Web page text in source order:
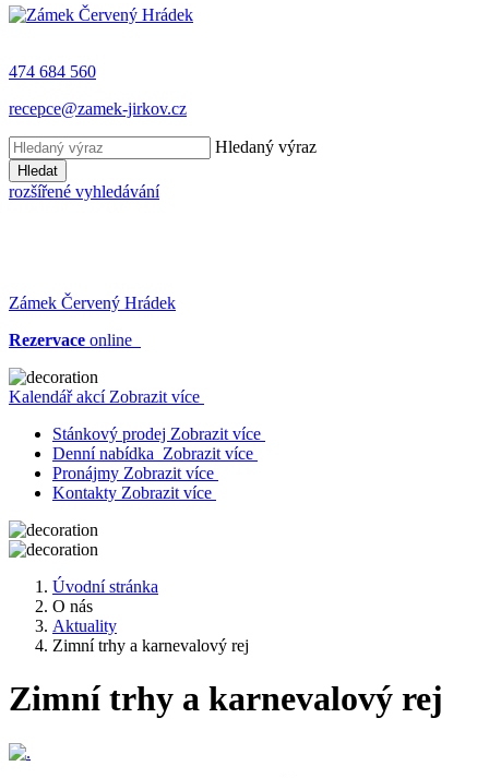
474 684 560
recepce@zamek-jirkov.cz
Hledaný výraz
Hledat
rozšířené vyhledávání
Zámek Červený Hrádek
Rezervace online
Kalendář akcí Zobrazit více
Stánkový prodej Zobrazit více
Denní nabídka Zobrazit více
Pronájmy Zobrazit více
Kontakty Zobrazit více
Úvodní stránka
O nás
Aktuality
Zimní trhy a karnevalový rej
Zimní trhy a karnevalový rej